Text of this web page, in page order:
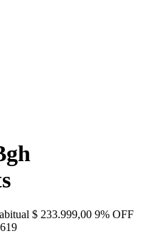
$ 233.999,00 9% OFF